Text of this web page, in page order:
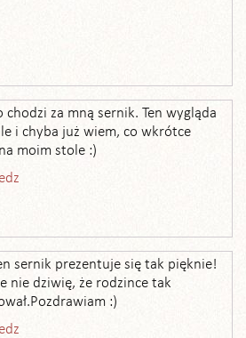
chodzi za mną sernik. Ten wygląda
i chyba już wiem, co wkrótce
moim stole :)
sernik prezentuje się tak pięknie!
nie dziwię, że rodzince tak
:)